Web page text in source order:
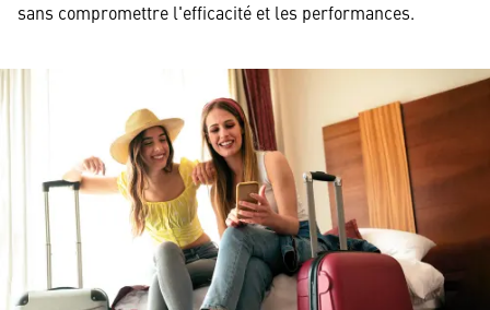
sans compromettre l'efficacité et les performances.